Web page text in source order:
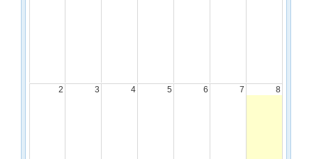
2 3 4 5 6 7 8